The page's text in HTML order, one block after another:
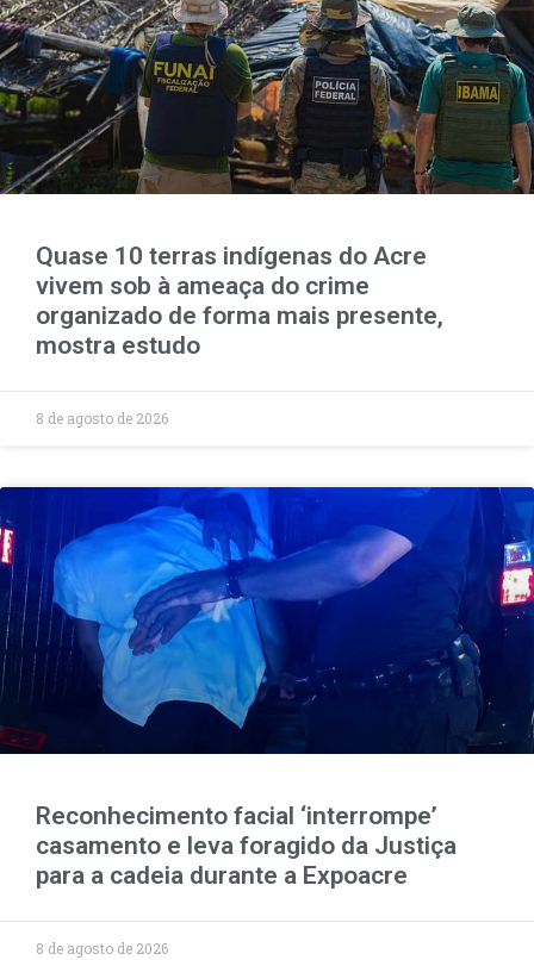
Quase 10 terras indígenas do Acre
vivem sob à ameaça do crime
organizado de forma mais presente,
mostra estudo
8 de agosto de 2026
Reconhecimento facial ‘interrompe’
casamento e leva foragido da Justiça
para a cadeia durante a Expoacre
8 de agosto de 2026